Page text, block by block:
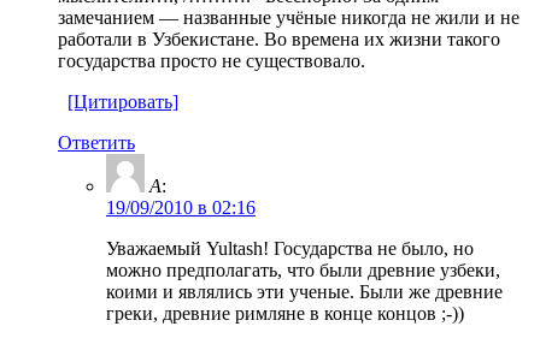
замечанием — названные учёные никогда не жили и не
работали в Узбекистане. Во времена их жизни такого
государства просто не существовало.
[Цитировать]
Ответить
A:
19/09/2010 в 02:16
Уважаемый Yultash! Государства не было, но
можно предполагать, что были древние узбеки,
коими и являлись эти ученые. Были же древние
греки, древние римляне в конце концов ;-))